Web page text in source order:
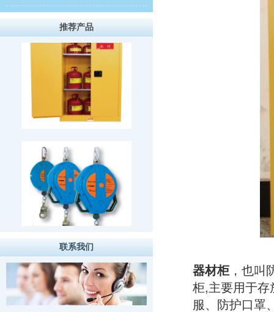
推荐产品
联系我们
器材柜 ，也叫
柜,主要用于存
服、防护口罩